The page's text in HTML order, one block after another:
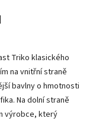
Triko klasického
na vnitřní straně
bavlny o hmotnosti
Na dolní straně
výrobce, který